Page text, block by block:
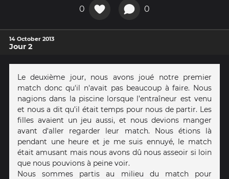
0 0
14 October 2013
Jour 2
Le deuxième jour, nous avons joué notre premier
match donc qu'il n'avait pas beaucoup à faire. Nous
nagions dans la piscine lorsque l’entraîneur est venu
et nous a dit qu’il était temps pour nous de partir. Les
filles avaient un jeu aussi, et nous devions manger
avant d'aller regarder leur match. Nous étions là
pendant une heure et je me suis ennuyé, le match
était amusant mais nous avons dû nous asseoir si loin
que nous pouvions à peine voir.
Nous sommes partis au milieu du match pour